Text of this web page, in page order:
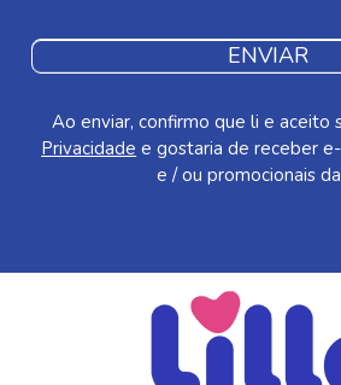
ENVIAR
Ao enviar, confirmo que li e aceito
Privacidade e gostaria de receber
e / ou promocionais